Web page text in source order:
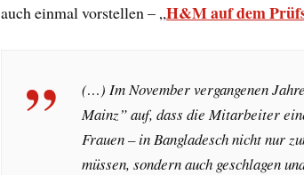
auch einmal vorstellen – „H&M auf dem
(…) Im November vergangenen
Mainz” auf, dass die Mitarbeiter
Frauen – in Bangladesch nicht nur
müssen, sondern auch geschlagen